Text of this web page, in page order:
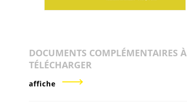
DOCUMENTS COMPLÉMENTAIRES À
TÉLÉCHARGER
affiche